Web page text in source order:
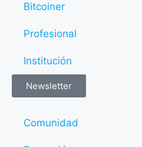
Bitcoiner
Profesional
Institución
Newsletter
Comunidad